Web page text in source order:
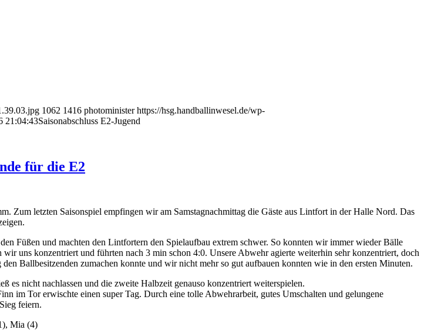
1062 1416 photominister https://hsg.handballinwesel.de/wp-
21:04:43Saisonabschluss E2-Jugend
für die E2
Zum letzten Saisonspiel empfingen wir am Samstagnachmittag die Gäste aus Lintfort in der Halle Nord. Das
Füßen und machten den Lintfortern den Spielaufbau extrem schwer. So konnten wir immer wieder Bälle
uns konzentriert und führten nach 3 min schon 4:0. Unsere Abwehr agierte weiterhin sehr konzentriert, doch
Ballbesitzenden zumachen konnte und wir nicht mehr so gut aufbauen konnten wie in den ersten Minuten.
es nicht nachlassen und die zweite Halbzeit genauso konzentriert weiterspielen.
im Tor erwischte einen super Tag. Durch eine tolle Abwehrarbeit, gutes Umschalten und gelungene
feiern.
Mia (4)